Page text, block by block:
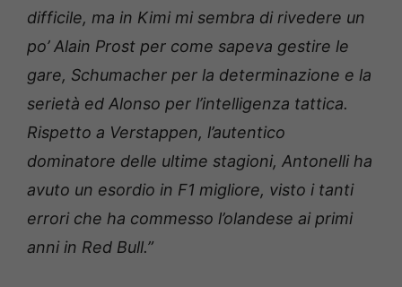
difficile, ma in Kimi mi sembra di rivedere un
po’ Alain Prost per come sapeva gestire le
gare, Schumacher per la determinazione e la
serietà ed Alonso per l’intelligenza tattica.
Rispetto a Verstappen, l’autentico
dominatore delle ultime stagioni, Antonelli ha
avuto un esordio in F1 migliore, visto i tanti
errori che ha commesso l’olandese ai primi
anni in Red Bull.”